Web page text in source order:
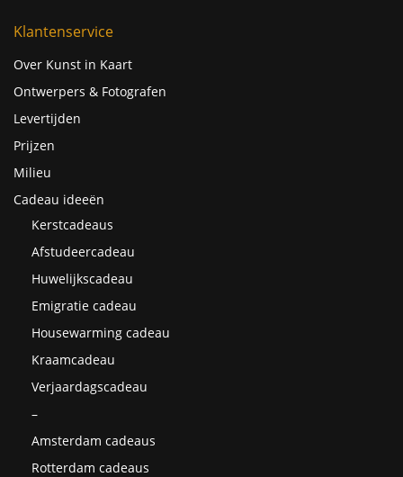
Klantenservice
Over Kunst in Kaart
Ontwerpers & Fotografen
Levertijden
Prijzen
Milieu
Cadeau ideeën
Kerstcadeaus
Afstudeercadeau
Huwelijkscadeau
Emigratie cadeau
Housewarming cadeau
Kraamcadeau
Verjaardagscadeau
–
Amsterdam cadeaus
Rotterdam cadeaus